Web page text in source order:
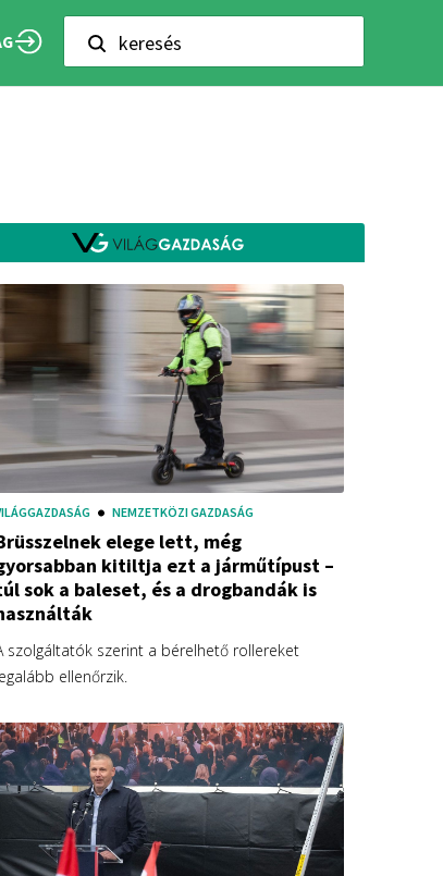
keresés
NEMZETKÖZI GAZDASÁG
elege lett, még
kitiltja ezt a járműtípust –
sok a baleset, és a drogbandák is
szolgáltatók szerint a bérelhető rollereket
ellenőrzik.